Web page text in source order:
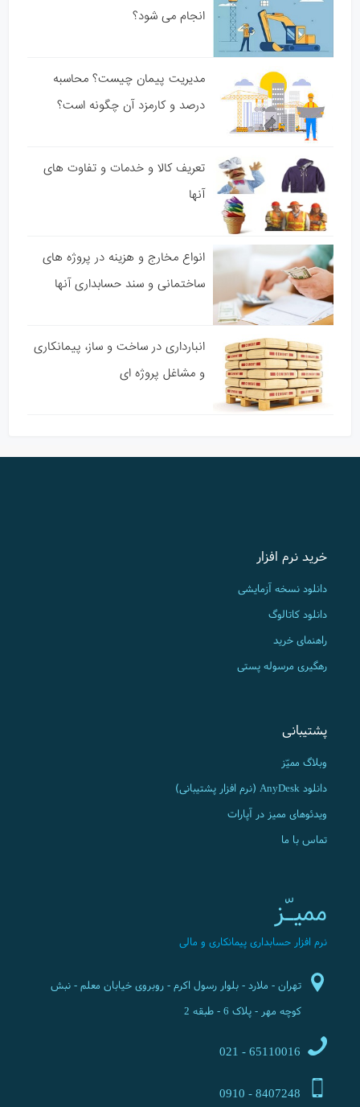
انجام می شود؟
مدیریت پیمان چیست؟ محاسبه
درصد و کارمزد آن چگونه است؟
تعریف کالا و خدمات و تفاوت های
آنها
انواع مخارج و هزینه در پروژه های
ساختمانی و سند حسابداری آنها
انبارداری در ساخت و ساز، پیمانکاری
و مشاغل پروژه ای
خرید نرم افزار
دانلود نسخه آزمایشی
دانلود کاتالوگ
راهنمای خرید
رهگیری مرسوله پستی
پشتیبانی
وبلاگ ممیّز
دانلود AnyDesk (نرم افزار پشتیبانی)
ویدئوهای ممیز در آپارات
تماس با ما
ممیـّز
نرم افزار حسابداری پیمانکاری و مالی
تهران - ملارد - بلوار رسول اکرم - روبروی خیابان معلم - نبش
کوچه مهر - پلاک 6 - طبقه 2